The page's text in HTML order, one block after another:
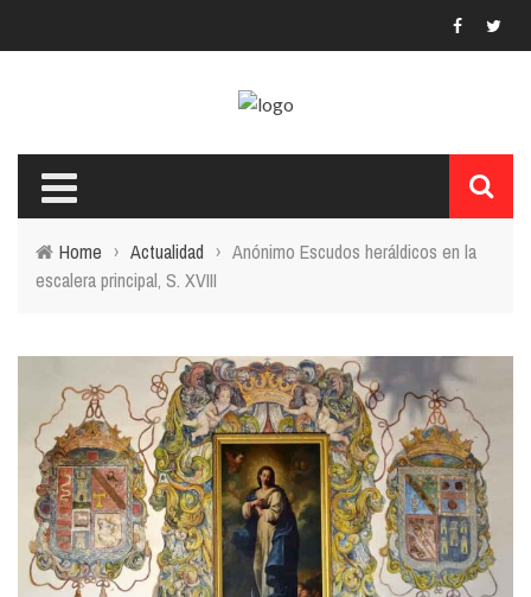
Home › Actualidad › Anónimo Escudos heráldicos en la
escalera principal, S. XVIII